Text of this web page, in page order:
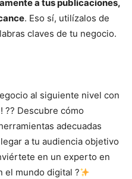
a tus publicaciones,
. Eso sí, utilízalos de
claves de tu negocio.
al siguiente nivel con
?? Descubre cómo
adecuadas
a tu audiencia objetivo
en un experto en
el mundo digital ?